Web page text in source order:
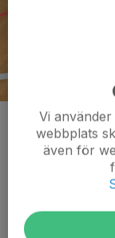
Kommentarer
Vi
webbplats
även för